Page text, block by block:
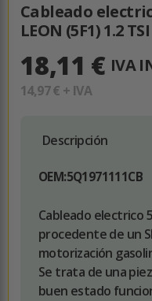
Cableado
LEON (5F1) 1.2 TSI
18,11 € IVA
14,97 € + IVA
Descripción
OEM:5Q1971111CB
Cableado electrico
procedente de un
motorización
Se trata de una
buen estado